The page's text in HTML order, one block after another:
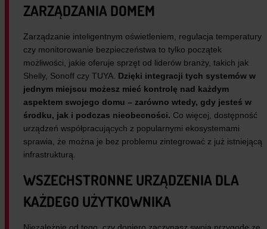
ZARZĄDZANIA DOMEM
Zarządzanie inteligentnym oświetleniem, regulacja temperatury
czy monitorowanie bezpieczeństwa to tylko początek
możliwości, jakie oferuje sprzęt od liderów branży, takich jak
Shelly, Sonoff czy TUYA. Dzięki integracji tych systemów w
jednym miejscu możesz mieć kontrolę nad każdym
aspektem swojego domu – zarówno wtedy, gdy jesteś w
środku, jak i podczas nieobecności. Co więcej, dostępność
urządzeń współpracujących z popularnymi ekosystemami
sprawia, że można je bez problemu zintegrować z już istniejącą
infrastrukturą.
WSZECHSTRONNE URZĄDZENIA DLA
KAŻDEGO UŻYTKOWNIKA
Niezależnie od tego, czy dopiero zaczynasz swoją przygodę ze